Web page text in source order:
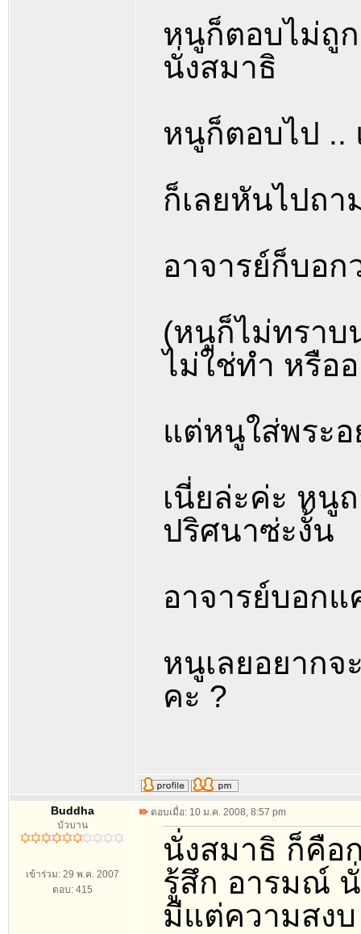
หนูก็ตอบไม่ถูก
นั่งสมาธิ
หนูก็ตอบไป ..
ก็เลยหันไปถ
อาจารย์ก็บอก
(หนูก็ไม่ทราบ
ไม่ใช่ทำ หรือ
แต่หนูใส่พระ
เนี่ยล่ะค่ะ หนู
ปริศนาซ่ะงั้น
อาจารย์บอกแ
หนูเลยอยากจ
คะ ?
Buddha
บัวบาน
เข้าร่วม: 29 พ.ค. 2007
ตอบ: 415
ตอบเมื่อ: 10 ม.ค. 2008, 8:57 pm
นั่งสมาธิ ก็คือ
รู้สึก อารมณ์
มีแต่ความสง